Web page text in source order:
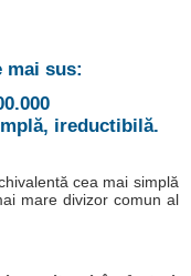
mai sus:
ireductibilă.
cea mai simplă
mare divizor comun al